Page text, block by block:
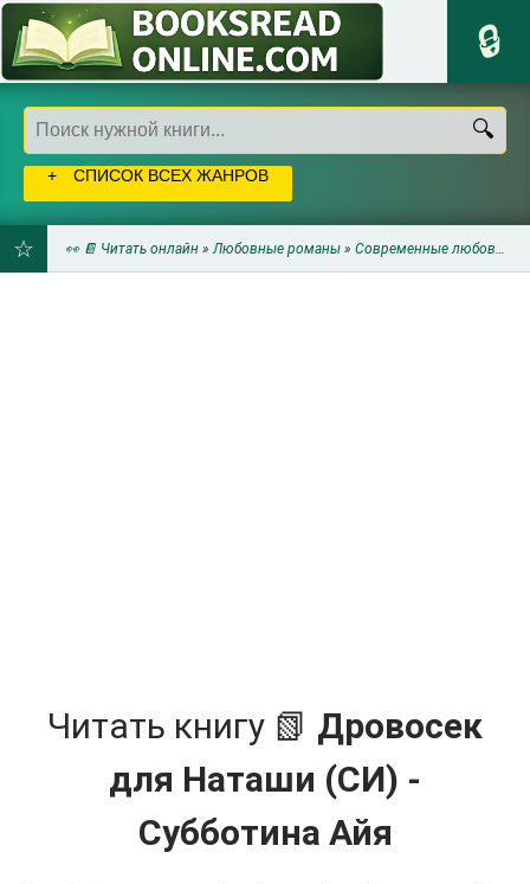
СПИСОК ВСЕХ ЖАНРОВ
👀 📔 Читать онлайн »Любовные романы » Современные любовные романы
Читать книгу 📗 Дровосек
для Наташи (СИ) -
Субботина Айя